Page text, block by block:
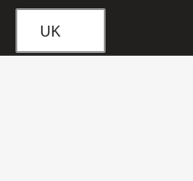
UK